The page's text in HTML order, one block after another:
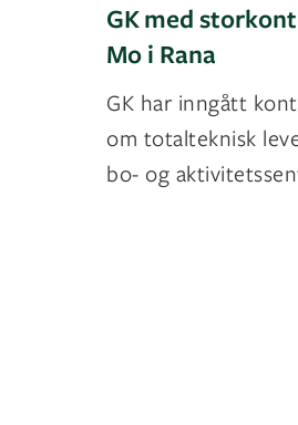
GK med
Mo i Rana
GK har inngått
om totalteknisk
bo- og